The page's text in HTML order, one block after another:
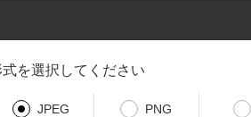
式を選択してください
JPEG PNG